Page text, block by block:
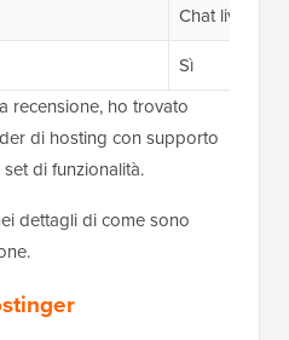
Chat live 24/7
Sì
recensione, ho trovato
di hosting con supporto
di funzionalità.
dettagli di come sono